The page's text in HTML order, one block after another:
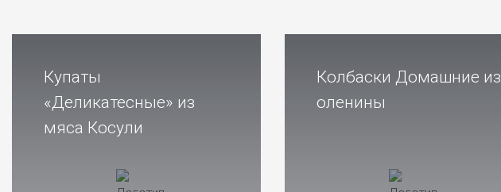
Купаты
«Деликатесные» из
мяса Косули
Колбаски Домашние из
оленины